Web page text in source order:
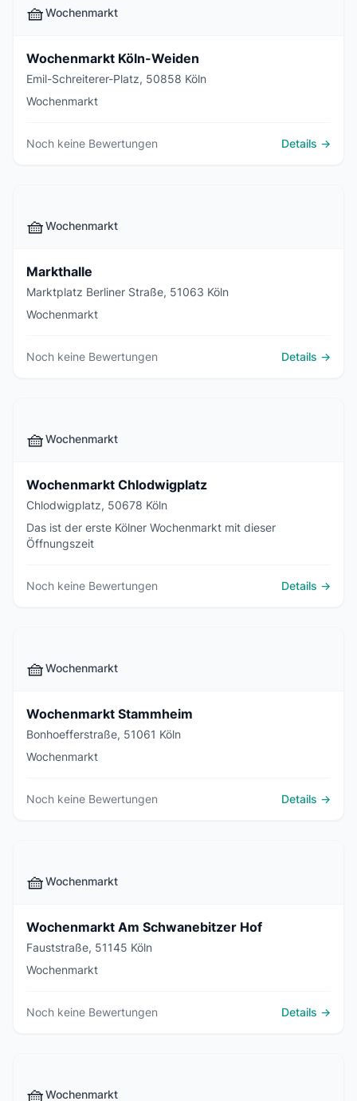
🧺Wochenmarkt
Wochenmarkt Köln-Weiden
Emil-Schreiterer-Platz, 50858 Köln
Wochenmarkt
Noch keine Bewertungen Details →
🧺Wochenmarkt
Markthalle
Marktplatz Berliner Straße, 51063 Köln
Wochenmarkt
Noch keine Bewertungen Details →
🧺Wochenmarkt
Wochenmarkt Chlodwigplatz
Chlodwigplatz, 50678 Köln
Das ist der erste Kölner Wochenmarkt mit dieser
Öffnungszeit
Noch keine Bewertungen Details →
🧺Wochenmarkt
Wochenmarkt Stammheim
Bonhoefferstraße, 51061 Köln
Wochenmarkt
Noch keine Bewertungen Details →
🧺Wochenmarkt
Wochenmarkt Am Schwanebitzer Hof
Fauststraße, 51145 Köln
Wochenmarkt
Noch keine Bewertungen Details →
🧺Wochenmarkt